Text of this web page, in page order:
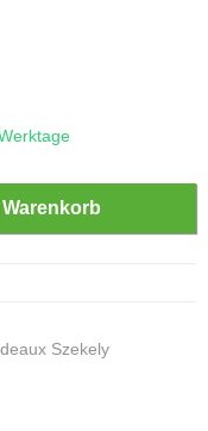
Warenkorb
Szekely